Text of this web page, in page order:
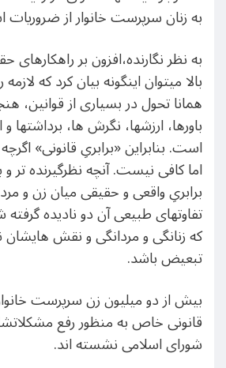
به زنان سرپرست خانوار از
به نظر نگارنده،افزون بر راهکارهای
بالا میتوان اینگونه بیان کرد که
همانا تحول در بسیاری از قوانین،
باورها، ارزشها، نگرش ها، برداشتها
است. بنابراین «برابریِ قانونی»
اما کافی نیست. آنچه نظرگیرنده تر
برابریِ واقعی و حقیقی میان زن و
تفاوتهای طبیعی آن دو نادیده
که زنانگی و مردانگی و نقش هایشان
تبعیض باشد.
بیش از دو میلیون زن سرپرست
قانونی خاص به منظور رفع
شورای اسلامی نشسته اند.